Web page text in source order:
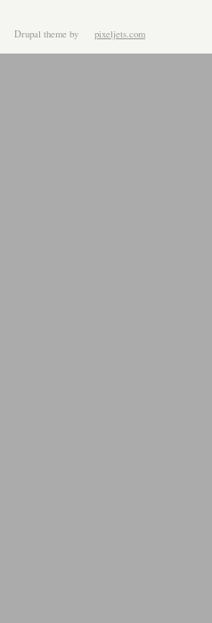
Drupal theme by pixeljets.com